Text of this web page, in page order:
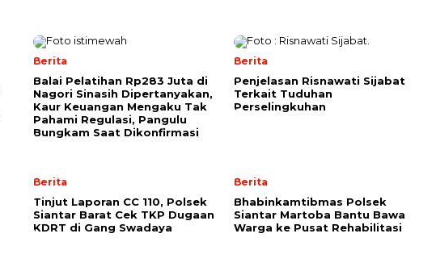
Berita
Balai Pelatihan Rp283 Juta di
Nagori Sinasih Dipertanyakan,
Kaur Keuangan Mengaku Tak
Pahami Regulasi, Pangulu
Bungkam Saat Dikonfirmasi
Berita
Penjelasan Risnawati Sijabat
Terkait Tuduhan
Perselingkuhan
Berita
Tinjut Laporan CC 110, Polsek
Siantar Barat Cek TKP Dugaan
KDRT di Gang Swadaya
Berita
Bhabinkamtibmas Polsek
Siantar Martoba Bantu Bawa
Warga ke Pusat Rehabilitasi